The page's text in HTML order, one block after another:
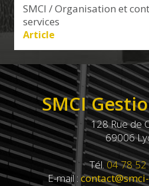
SMCI / Organisation et
services
Article
SMCI
128 Rue de
69006
Tél.04 78 52
E-mail :